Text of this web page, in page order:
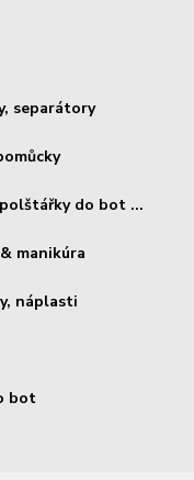
separátory
do bot ...
manikúra
náplasti
bot